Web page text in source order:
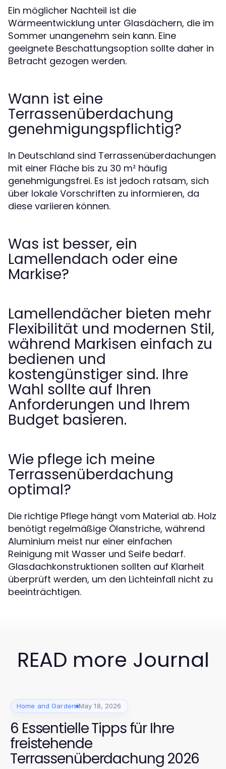
Ein möglicher Nachteil ist die
Wärmeentwicklung unter Glasdächern, die im
Sommer unangenehm sein kann. Eine
geeignete Beschattungsoption sollte daher in
Betracht gezogen werden.
Wann ist eine
Terrassenüberdachung
genehmigungspflichtig?
In Deutschland sind Terrassenüberdachungen
mit einer Fläche bis zu 30 m² häufig
genehmigungsfrei. Es ist jedoch ratsam, sich
über lokale Vorschriften zu informieren, da
diese variieren können.
Was ist besser, ein
Lamellendach oder eine
Markise?
Lamellendächer bieten mehr
Flexibilität und modernen Stil,
während Markisen einfach zu
bedienen und
kostengünstiger sind. Ihre
Wahl sollte auf Ihren
Anforderungen und Ihrem
Budget basieren.
Wie pflege ich meine
Terrassenüberdachung
optimal?
Die richtige Pflege hängt vom Material ab. Holz
benötigt regelmäßige Ölanstriche, während
Aluminium meist nur einer einfachen
Reinigung mit Wasser und Seife bedarf.
Glasdachkonstruktionen sollten auf Klarheit
überprüft werden, um den Lichteinfall nicht zu
beeinträchtigen.
READ more Journal
Home and Garden May 18, 2026
6 Essentielle Tipps für Ihre
freistehende
Terrassenüberdachung 2026